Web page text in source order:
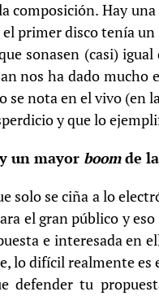
composición. Hay
primer disco tenía
sonasen (casi)
nos ha dado mucho
se nota en el vivo (en
y que lo
un mayor boomde
solo se ciña a lo
el gran público y
e interesada en
lo difícil realmente es
defender tu